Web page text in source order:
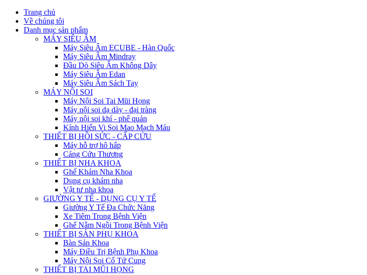
Trang chủ
Về chúng tôi
Danh mục sản phẩm
MÁY SIÊU ÂM
Máy Siêu Âm ECUBE - Hàn Quốc
Máy Siêu Âm Mindray
Đầu Dò Siêu Âm Không Dây
Máy Siêu Âm Edan
Máy Siêu Âm Sách Tay
MÁY NỘI SOI
Máy Nội Soi Tai Mũi Họng
Máy nội soi dạ dày - đại tràng
Máy nội soi khí - phế quản
Kính Hiển Vi Soi Mao Mạch Máu
THIẾT BỊ HỒI SỨC - CẤP CỨU
Máy hỗ trợ hô hấp
Cáng Cứu Thương
THIẾT BỊ NHA KHOA
Ghế Khám Nha Khoa
Dụng cụ khám nha
Vật tư nha khoa
GIƯỜNG Y TẾ - DỤNG CỤ Y TẾ
Giường Y Tế Đa Chức Năng
Xe Tiêm Trong Bệnh Viện
Ghế Nằm Ngồi Trong Bệnh Viện
THIẾT BỊ SẢN PHỤ KHOA
Bàn Sản Khoa
Máy Điều Trị Bệnh Phụ Khoa
Máy Nội Soi Cổ Tử Cung
THIẾT BỊ TAI MŨI HỌNG